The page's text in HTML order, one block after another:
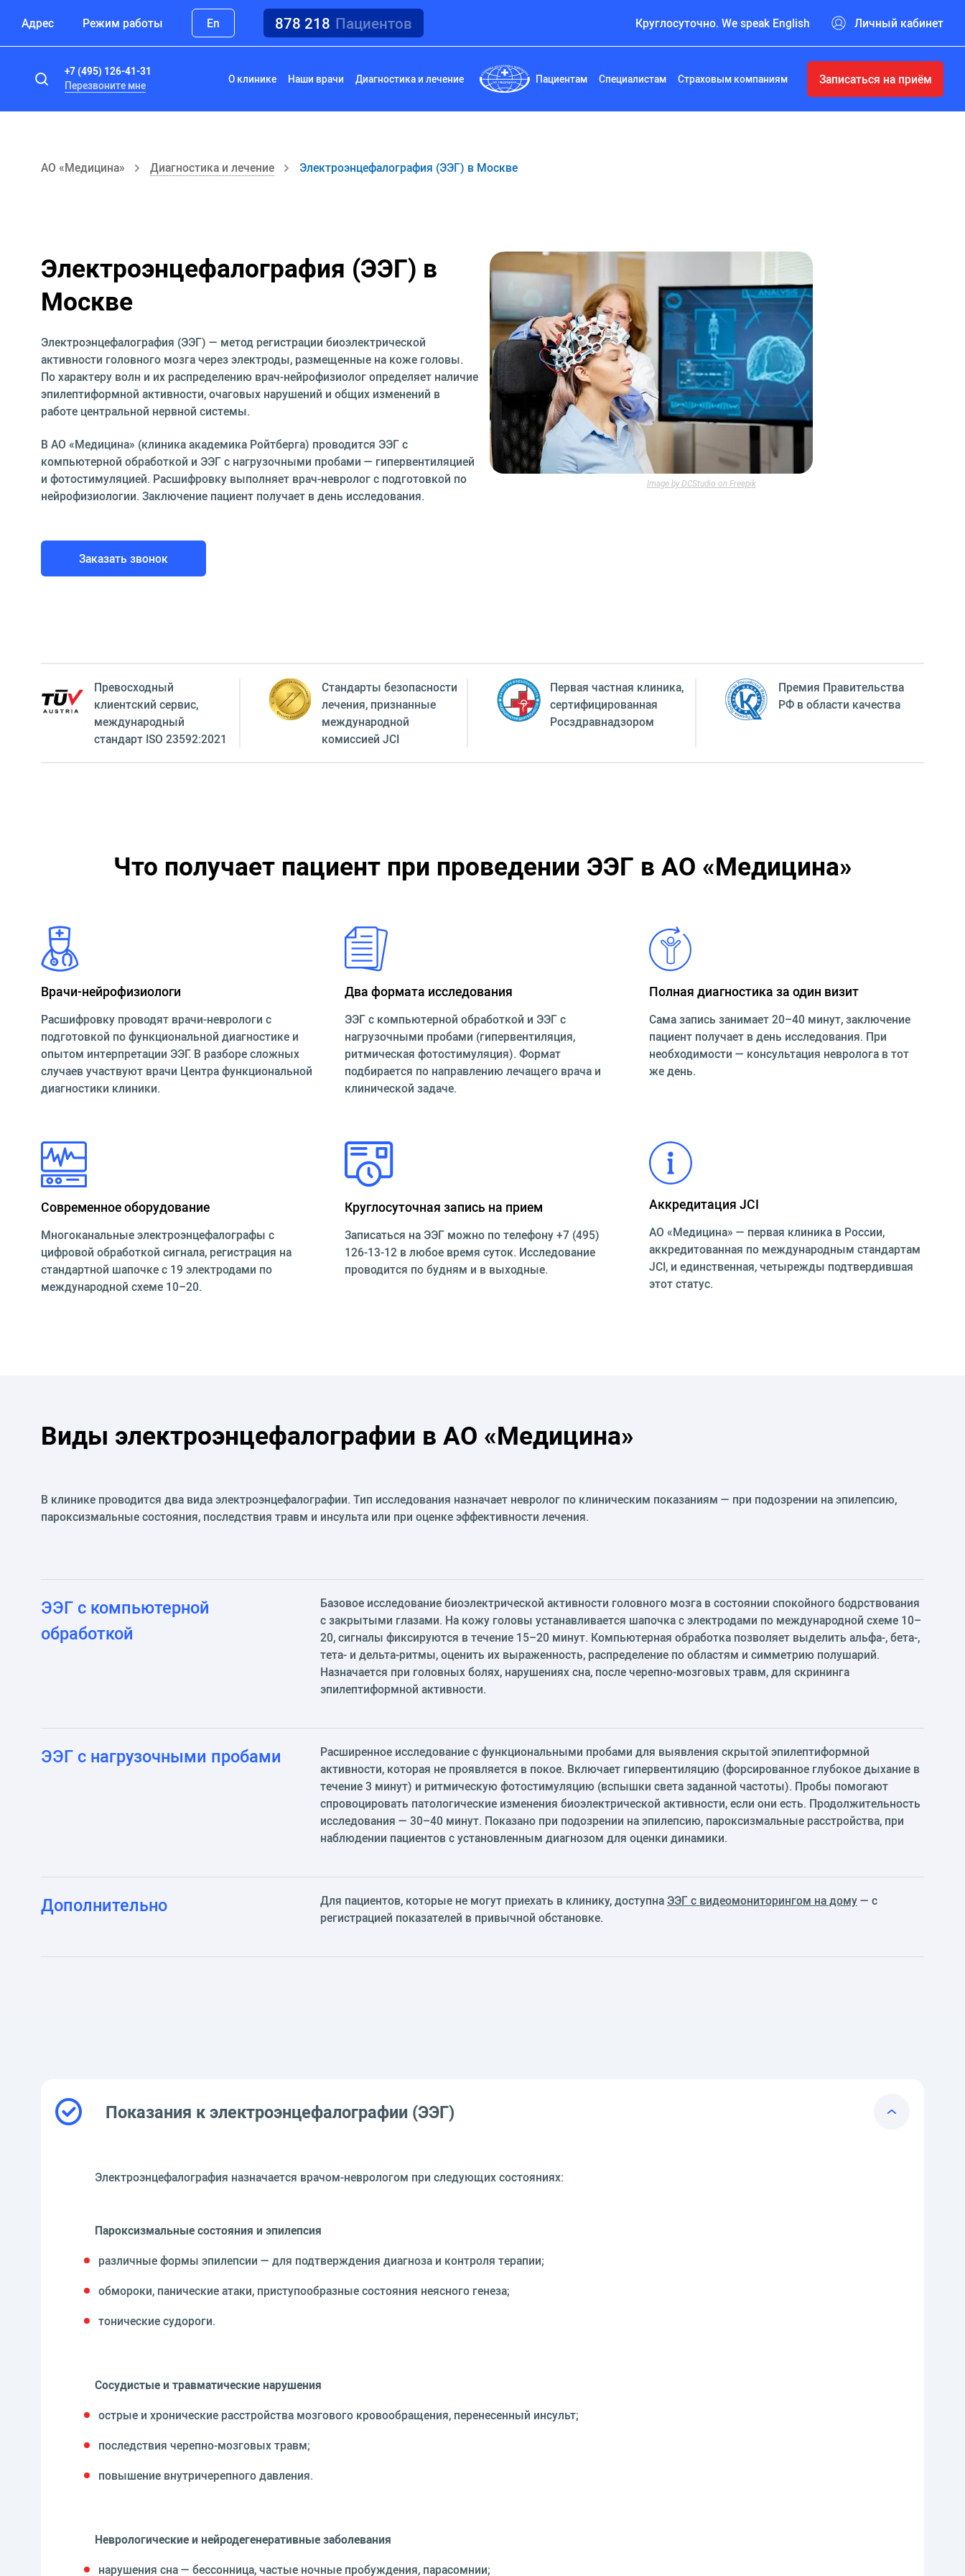
Адрес Режим работы En 878 218 Пациентов Круглосуточно. We speak English Личный кабинет
+7 (495) 126-41-31
Перезвоните мне
О клинике Наши врачи Диагностика и лечение Пациентам Специалистам Страховым компаниям Записаться на приём
АО «Медицина» Диагностика и лечение Электроэнцефалография (ЭЭГ) в Москве
Электроэнцефалография (ЭЭГ) в
Москве
Электроэнцефалография (ЭЭГ) — метод регистрации биоэлектрической
активности головного мозга через электроды, размещенные на коже головы.
По характеру волн и их распределению врач-нейрофизиолог определяет наличие
эпилептиформной активности, очаговых нарушений и общих изменений в
работе центральной нервной системы.
В АО «Медицина» (клиника академика Ройтберга) проводится ЭЭГ с
компьютерной обработкой и ЭЭГ с нагрузочными пробами — гипервентиляцией
и фотостимуляцией. Расшифровку выполняет врач-невролог с подготовкой по
нейрофизиологии. Заключение пациент получает в день исследования.
Заказать звонок
Image by DCStudio on Freepik
Превосходный
клиентский сервиc,
международный
стандарт ISO 23592:2021
Стандарты безопасности
лечения, признанные
международной
комиссией JCI
Первая частная клиника,
сертифицированная
Росздравнадзором
Премия Правительства
РФ в области качества
Что получает пациент при проведении ЭЭГ в АО «Медицина»
Врачи-нейрофизиологи
Расшифровку проводят врачи-неврологи с
подготовкой по функциональной диагностике и
опытом интерпретации ЭЭГ. В разборе сложных
случаев участвуют врачи Центра функциональной
диагностики клиники.
Два формата исследования
ЭЭГ с компьютерной обработкой и ЭЭГ с
нагрузочными пробами (гипервентиляция,
ритмическая фотостимуляция). Формат
подбирается по направлению лечащего врача и
клинической задаче.
Полная диагностика за один визит
Сама запись занимает 20–40 минут, заключение
пациент получает в день исследования. При
необходимости — консультация невролога в тот
же день.
Современное оборудование
Многоканальные электроэнцефалографы с
цифровой обработкой сигнала, регистрация на
стандартной шапочке с 19 электродами по
международной схеме 10–20.
Круглосуточная запись на прием
Записаться на ЭЭГ можно по телефону +7 (495)
126-13-12 в любое время суток. Исследование
проводится по будням и в выходные.
Аккредитация JCI
АО «Медицина» — первая клиника в России,
аккредитованная по международным стандартам
JCI, и единственная, четырежды подтвердившая
этот статус.
Виды электроэнцефалографии в АО «Медицина»
В клинике проводится два вида электроэнцефалографии. Тип исследования назначает невролог по клиническим показаниям — при подозрении на эпилепсию,
пароксизмальные состояния, последствия травм и инсульта или при оценке эффективности лечения.
ЭЭГ с компьютерной
обработкой
Базовое исследование биоэлектрической активности головного мозга в состоянии спокойного бодрствования
с закрытыми глазами. На кожу головы устанавливается шапочка с электродами по международной схеме 10–
20, сигналы фиксируются в течение 15–20 минут. Компьютерная обработка позволяет выделить альфа-, бета-,
тета- и дельта-ритмы, оценить их выраженность, распределение по областям и симметрию полушарий.
Назначается при головных болях, нарушениях сна, после черепно-мозговых травм, для скрининга
эпилептиформной активности.
ЭЭГ с нагрузочными пробами
Расширенное исследование с функциональными пробами для выявления скрытой эпилептиформной
активности, которая не проявляется в покое. Включает гипервентиляцию (форсированное глубокое дыхание в
течение 3 минут) и ритмическую фотостимуляцию (вспышки света заданной частоты). Пробы помогают
спровоцировать патологические изменения биоэлектрической активности, если они есть. Продолжительность
исследования — 30–40 минут. Показано при подозрении на эпилепсию, пароксизмальные расстройства, при
наблюдении пациентов с установленным диагнозом для оценки динамики.
Дополнительно Для пациентов, которые не могут приехать в клинику, доступна ЭЭГ с видеомониторингом на дому— с
регистрацией показателей в привычной обстановке.
Показания к электроэнцефалографии (ЭЭГ)
Электроэнцефалография назначается врачом-неврологом при следующих состояниях:
Пароксизмальные состояния и эпилепсия
различные формы эпилепсии — для подтверждения диагноза и контроля терапии;
обмороки, панические атаки, приступообразные состояния неясного генеза;
тонические судороги.
Сосудистые и травматические нарушения
острые и хронические расстройства мозгового кровообращения, перенесенный инсульт;
последствия черепно-мозговых травм;
повышение внутричерепного давления.
Неврологические и нейродегенеративные заболевания
нарушения сна — бессонница, частые ночные пробуждения, парасомнии;